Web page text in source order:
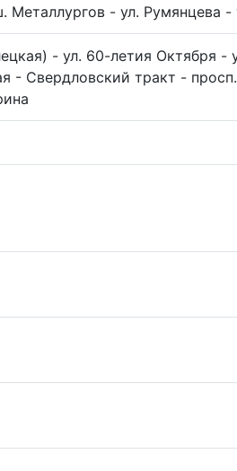
Металлургов - ул. Румянцева
- ул. 60-летия Октября -
- Свердловский тракт -